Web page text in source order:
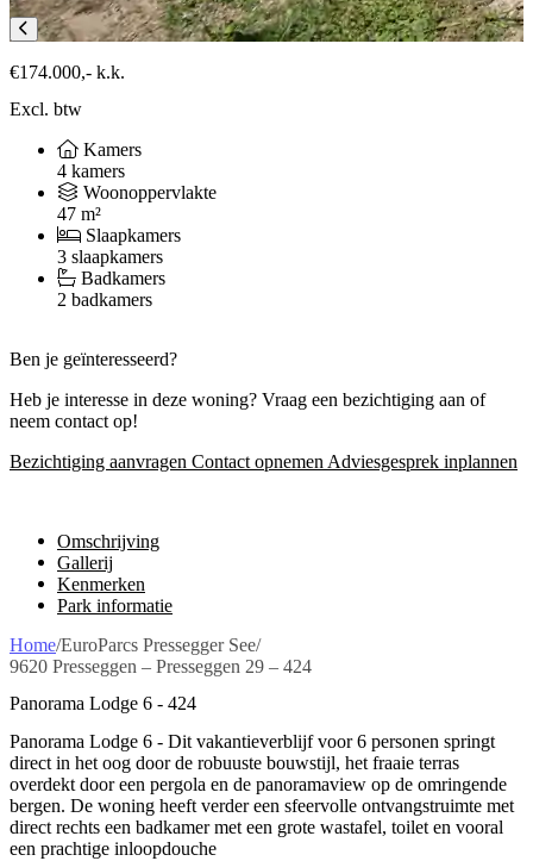
€174.000,- k.k.
Excl. btw
Kamers
4 kamers
Woonoppervlakte
47 m²
Slaapkamers
3 slaapkamers
Badkamers
2 badkamers
Ben je geïnteresseerd?
Heb je interesse in deze woning? Vraag een bezichtiging aan of
neem contact op!
Bezichtiging aanvragen Contact opnemen Adviesgesprek inplannen
Omschrijving
Gallerij
Kenmerken
Park informatie
Home/EuroParcs Pressegger See/
9620 Presseggen – Presseggen 29 – 424
Panorama Lodge 6 - 424
Panorama Lodge 6 - Dit vakantieverblijf voor 6 personen springt
direct in het oog door de robuuste bouwstijl, het fraaie terras
overdekt door een pergola en de panoramaview op de omringende
bergen. De woning heeft verder een sfeervolle ontvangstruimte met
direct rechts een badkamer met een grote wastafel, toilet en vooral
een prachtige inloopdouche